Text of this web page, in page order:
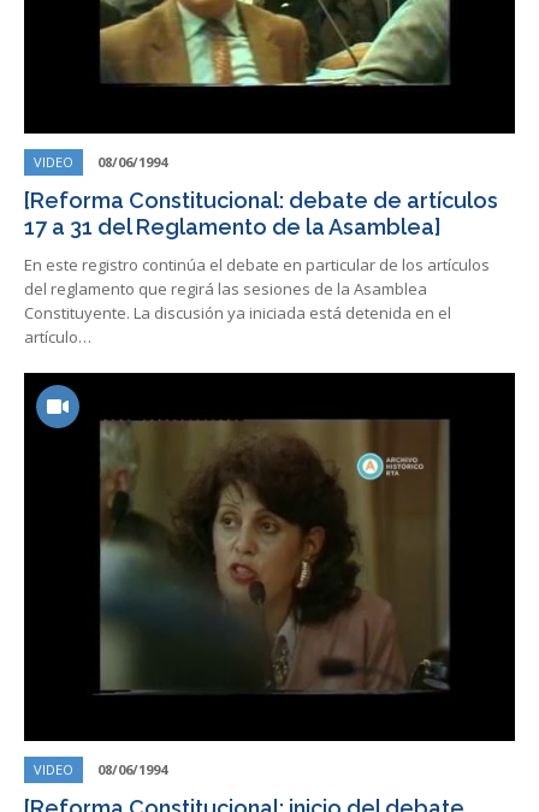
VIDEO 08/06/1994
[Reforma Constitucional: debate de artículos
17 a 31 del Reglamento de la Asamblea]
En este registro continúa el debate en particular de los artículos
del reglamento que regirá las sesiones de la Asamblea
Constituyente. La discusión ya iniciada está detenida en el
artículo…
VIDEO 08/06/1994